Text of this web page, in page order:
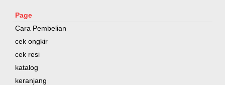
Page
Cara Pembelian
cek ongkir
cek resi
katalog
keranjang